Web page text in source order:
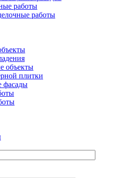
работы
работы
объекты
плитки
фасады